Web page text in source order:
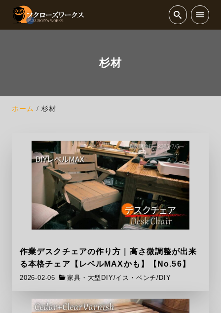
杉材
ホーム 杉材
作業デスクチェアの作り方｜高さ微調整が出来
る本格チェア【レベルMAXかも】【No.56】
2026-02-06 家具・大型DIY/イス・ベンチ/ DIY